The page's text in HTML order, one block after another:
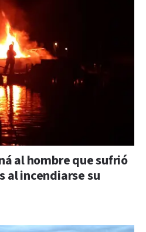
al hombre que sufrió
al incendiarse su